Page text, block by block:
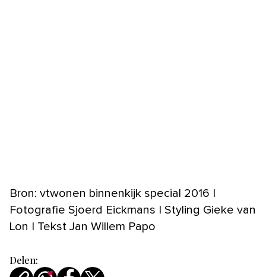
Bron: vtwonen binnenkijk special 2016 |
Fotografie Sjoerd Eickmans | Styling Gieke van
Lon | Tekst Jan Willem Papo
Delen: